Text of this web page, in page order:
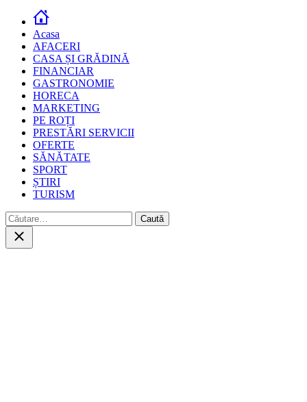
Acasa
AFACERI
CASA ȘI GRĂDINĂ
FINANCIAR
GASTRONOMIE
HORECA
MARKETING
PE ROȚI
PRESTĂRI SERVICII
OFERTE
SĂNĂTATE
SPORT
ȘTIRI
TURISM
Caută
după:
Close
search